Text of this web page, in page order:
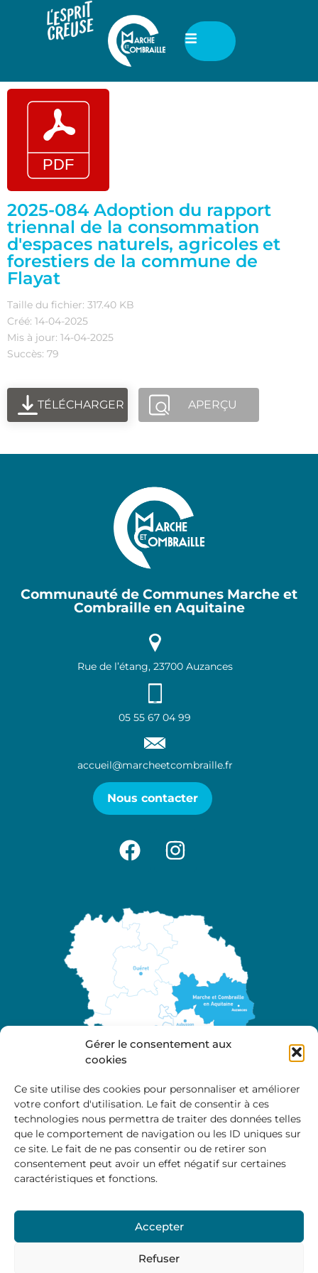
Gérer le consentement aux
cookies
Ce site utilise des cookies pour personnaliser et améliorer
votre confort d'utilisation. Le fait de consentir à ces
technologies nous permettra de traiter des données telles
que le comportement de navigation ou les ID uniques sur
ce site. Le fait de ne pas consentir ou de retirer son
consentement peut avoir un effet négatif sur certaines
caractéristiques et fonctions.
Accepter
Refuser
2025-084 Adoption du rapport
triennal de la consommation
d'espaces naturels, agricoles et
forestiers de la commune de
Flayat
Taille du fichier: 317.40 KB
Créé: 14-04-2025
Mis à jour: 14-04-2025
Succès: 79
TÉLÉCHARGER APERÇU
Communauté de Communes Marche et
Combraille en Aquitaine
Rue de l’étang, 23700 Auzances
05 55 67 04 99
accueil@marcheetcombraille.fr
Nous contacter
A propos
Site officiel de la Communauté de Communes
Marche et Combraille en Aquitaine
Horaires d’ouverture :
9:00 – 12:00 / 14:00 – 17:00
Vendredi: 9:00 – 12:00